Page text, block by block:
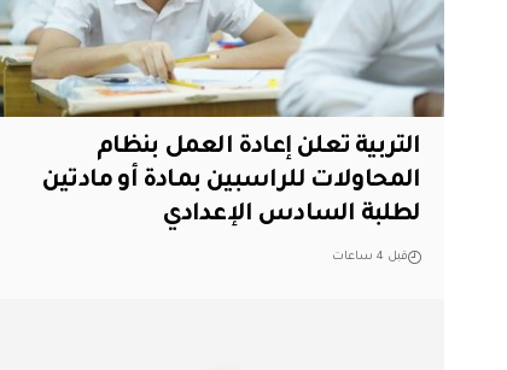
التربية تعلن إعادة العمل بنظام
المحاولات للراسبين بمادة أو مادتين
لطلبة السادس الإعدادي
قبل 4 ساعات